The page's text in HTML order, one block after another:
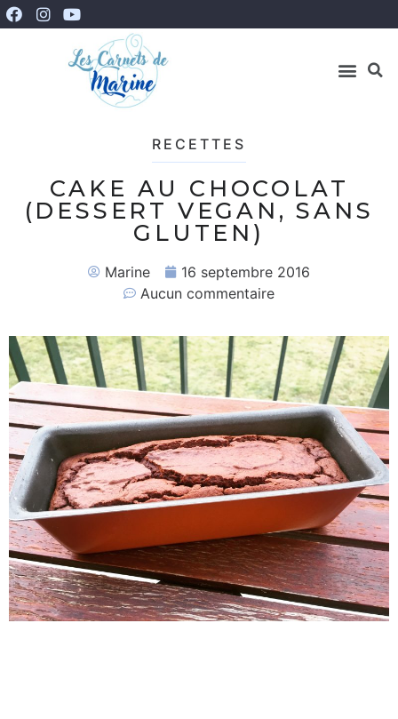
RECETTES
CAKE AU CHOCOLAT
(DESSERT VEGAN, SANS
GLUTEN)
Marine
16 septembre 2016
Aucun commentaire